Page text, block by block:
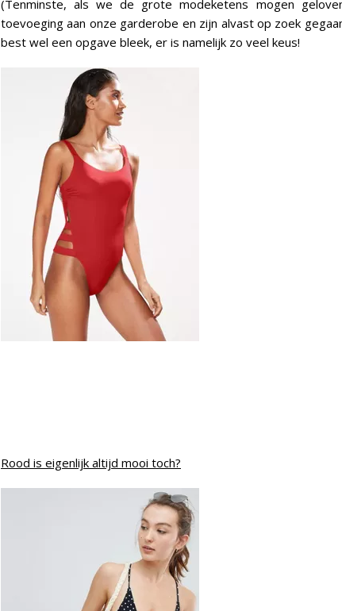
(Tenminste, als we de grote modeketens mogen
toevoeging aan onze garderobe en zijn alvast op zoek
best wel een opgave bleek, er is namelijk zo veel keus!
Rood is eigenlijk altijd mooi toch?